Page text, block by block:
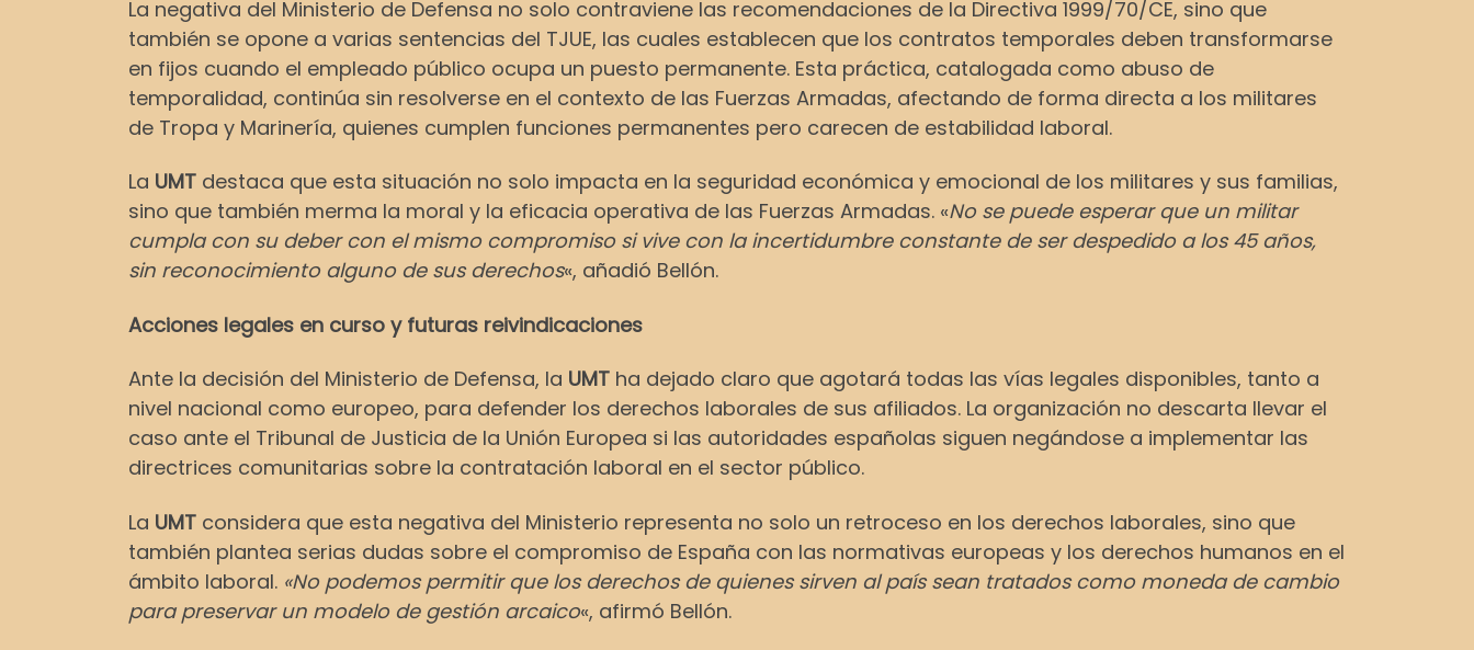
La negativa del Ministerio de Defensa no solo contraviene las recomendaciones de la Directiva 1999/70/CE, sino que
también se opone a varias sentencias del TJUE, las cuales establecen que los contratos temporales deben transformarse
en fijos cuando el empleado público ocupa un puesto permanente. Esta práctica, catalogada como abuso de
temporalidad, continúa sin resolverse en el contexto de las Fuerzas Armadas, afectando de forma directa a los militares
de Tropa y Marinería, quienes cumplen funciones permanentes pero carecen de estabilidad laboral.
La UMT destaca que esta situación no solo impacta en la seguridad económica y emocional de los militares y sus familias,
sino que también merma la moral y la eficacia operativa de las Fuerzas Armadas. «No se puede esperar que un militar
cumpla con su deber con el mismo compromiso si vive con la incertidumbre constante de ser despedido a los 45 años,
sin reconocimiento alguno de sus derechos«, añadió Bellón.
Acciones legales en curso y futuras reivindicaciones
Ante la decisión del Ministerio de Defensa, la UMT ha dejado claro que agotará todas las vías legales disponibles, tanto a
nivel nacional como europeo, para defender los derechos laborales de sus afiliados. La organización no descarta llevar el
caso ante el Tribunal de Justicia de la Unión Europea si las autoridades españolas siguen negándose a implementar las
directrices comunitarias sobre la contratación laboral en el sector público.
La UMT considera que esta negativa del Ministerio representa no solo un retroceso en los derechos laborales, sino que
también plantea serias dudas sobre el compromiso de España con las normativas europeas y los derechos humanos en el
ámbito laboral. «No podemos permitir que los derechos de quienes sirven al país sean tratados como moneda de cambio
para preservar un modelo de gestión arcaico«, afirmó Bellón.